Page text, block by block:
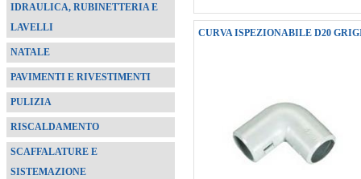
IDRAULICA, RUBINETTERIA E
LAVELLI
NATALE
PAVIMENTI E RIVESTIMENTI
PULIZIA
RISCALDAMENTO
SCAFFALATURE E
SISTEMAZIONE
CURVA ISPEZIONABILE D20